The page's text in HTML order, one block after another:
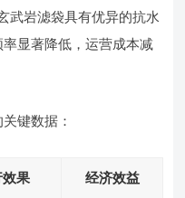
武岩滤袋具有优异的抗水
显著降低，运营成本减
键数据：
果 经济效益